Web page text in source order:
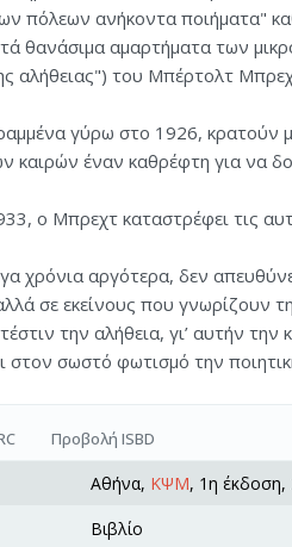
πόλεων ανήκοντα ποιήματα"
θανάσιμα αμαρτήματα των
αλήθειας") του Μπέρτολτ
γύρω στο 1926, κρατούν
καιρών έναν καθρέφτη για να
ο Μπρεχτ καταστρέφει τις
χρόνια αργότερα, δεν
σε εκείνους που γνωρίζουν
την αλήθεια, γι’ αυτήν
σωστό φωτισμό την
Προβολή ISBD
Αθήνα, ΚΨΜ, 1η έκδοση,
Βιβλίο